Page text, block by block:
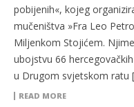
pobijenih«, kojeg
mučeništva »Fra Leo
Miljenkom Stojićem.
ubojstvu 66
u Drugom svjetskom ratu
READ MORE